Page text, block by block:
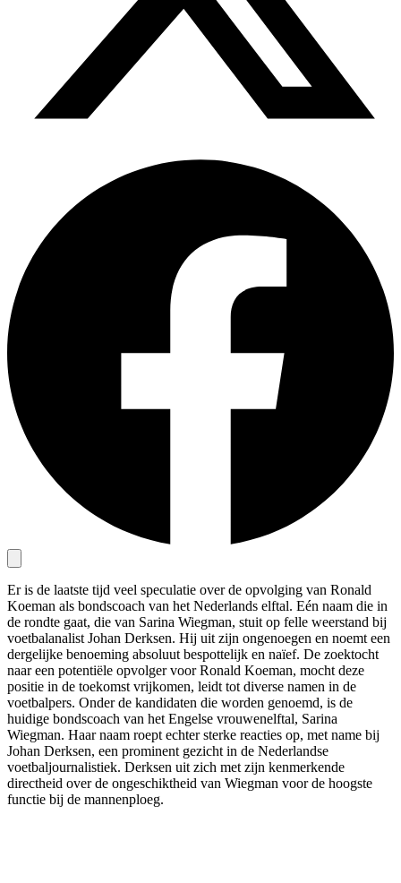
Er is de laatste tijd veel speculatie over de opvolging van Ronald
Koeman als bondscoach van het Nederlands elftal. Eén naam die in
de rondte gaat, die van Sarina Wiegman, stuit op felle weerstand bij
voetbalanalist Johan Derksen. Hij uit zijn ongenoegen en noemt een
dergelijke benoeming absoluut bespottelijk en naïef. De zoektocht
naar een potentiële opvolger voor Ronald Koeman, mocht deze
positie in de toekomst vrijkomen, leidt tot diverse namen in de
voetbalpers. Onder de kandidaten die worden genoemd, is de
huidige bondscoach van het Engelse vrouwenelftal, Sarina
Wiegman. Haar naam roept echter sterke reacties op, met name bij
Johan Derksen, een prominent gezicht in de Nederlandse
voetbaljournalistiek. Derksen uit zich met zijn kenmerkende
directheid over de ongeschiktheid van Wiegman voor de hoogste
functie bij de mannenploeg.